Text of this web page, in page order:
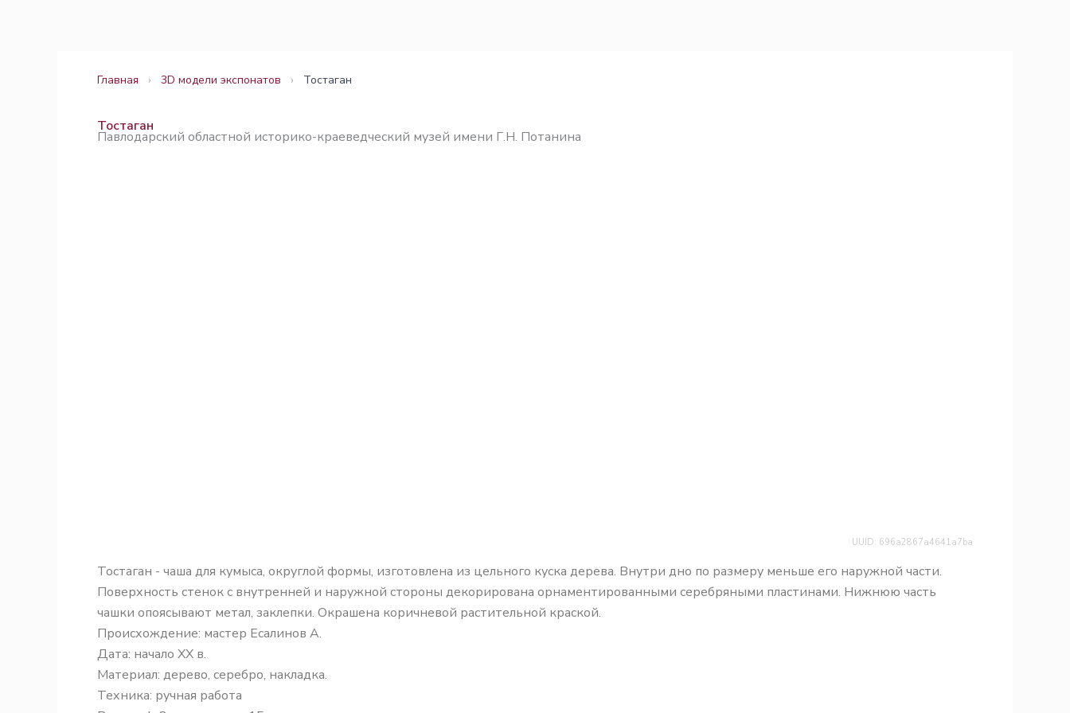
Главная › 3D модели экспонатов › Тостаган
Тостаган
Павлодарский областной историко-краеведческий музей имени Г.Н. Потанина
UUID: 696a2867a4641a7ba
Тостаган - чаша для кумыса, округлой формы, изготовлена из цельного куска дерева. Внутри дно по размеру меньше его наружной части.
Поверхность стенок с внутренней и наружной стороны декорирована орнаментированными серебряными пластинами. Нижнюю часть
чашки опоясывают метал, заклепки. Окрашена коричневой растительной краской.
Происхождение: мастер Есалинов А.
Дата: начало XX в.
Материал: дерево, серебро, накладка.
Техника: ручная работа